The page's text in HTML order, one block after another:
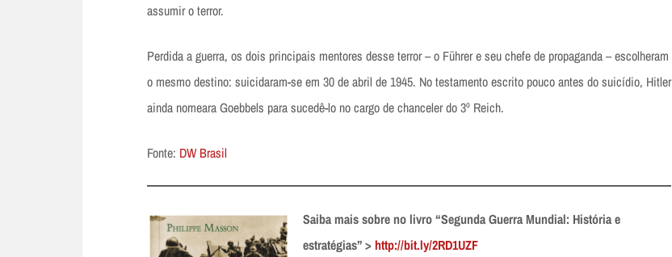
assumir o terror.
Perdida a guerra, os dois principais mentores desse terror – o Führer e seu chefe de propaganda – escolheram
o mesmo destino: suicidaram-se em 30 de abril de 1945. No testamento escrito pouco antes do suicídio, Hitler
ainda nomeara Goebbels para sucedê-lo no cargo de chanceler do 3º Reich.
Fonte: DW Brasil
Saiba mais sobre no livro “Segunda Guerra Mundial: História e
estratégias” > http://bit.ly/2RD1UZF